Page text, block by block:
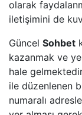
olarak
iletişimini de
Güncel Sohbet
kazanmak ve
hale
ile düzenlenen
numaralı